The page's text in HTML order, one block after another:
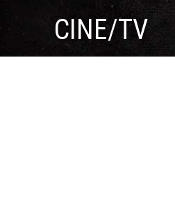
CINE/TV